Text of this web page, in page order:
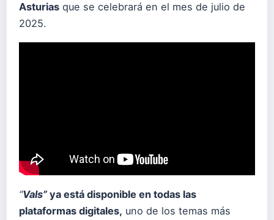
Asturias que se celebrará en el mes de julio de
2025.
“Vals” ya está disponible en todas las
plataformas digitales, uno de los temas más